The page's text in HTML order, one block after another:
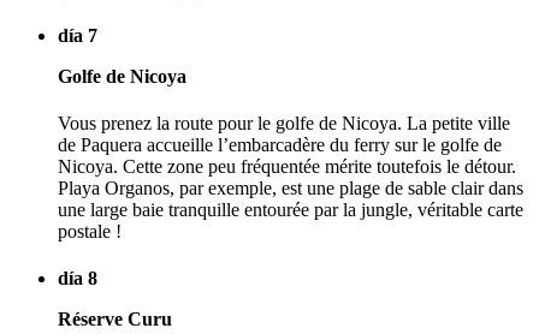
día 7
Golfe de Nicoya
Vous prenez la route pour le golfe de Nicoya. La petite ville
de Paquera accueille l’embarcadère du ferry sur le golfe de
Nicoya. Cette zone peu fréquentée mérite toutefois le détour.
Playa Organos, par exemple, est une plage de sable clair dans
une large baie tranquille entourée par la jungle, véritable carte
postale !
día 8
Réserve Curu